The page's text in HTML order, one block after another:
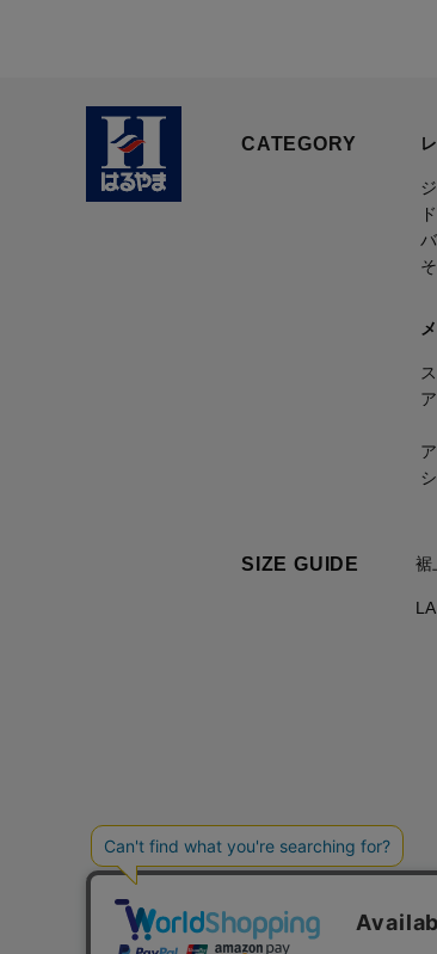
CATEGORY
SIZE GUIDE 裾
ご利用規約について 個人情報の取り扱いにつ